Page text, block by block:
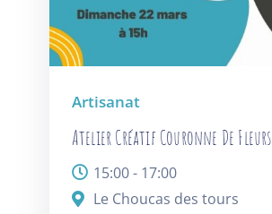
Artisanat
Atelier Créatif Couronne De Fleurs
15:00 - 17:00
Le Choucas des tours